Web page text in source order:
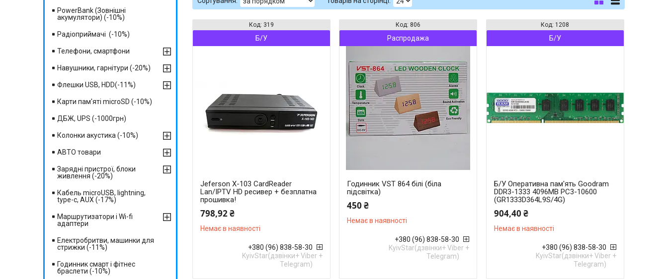
319
Б/У
Jeferson X-103 CardReader
Lan/IPTV HD ресивер + безплатна
прошивка!
798,92 ₴
Немає в наявності
+380 (96) 838-58-30
KyivStar(дзвінки+ Viber +
Telegram)
806
Распродажа
Годинник VST 864 білі (біла
підсвітка)
450 ₴
Немає в наявності
+380 (96) 838-58-30
KyivStar(дзвінки+ Viber +
Telegram)
1208
Б/У
Б/У Оперативна пам'ять Goodram
DDR3-1333 4096MB PC3-10600
(GR1333D364L9S/4G)
904,40 ₴
Немає в наявності
+380 (96) 838-58-30
KyivStar(дзвінки+ Viber +
Telegram)
PowerBank (Зовнішні
акумулятори) (-10%)
Радіоприймачі (-10%)
Телефони, смартфони
Навушники, гарнітури (-20%)
Флешки USB, HDD(-11%)
Карти пам'яті microSD (-10%)
ДБЖ, UPS (-1000грн)
Колонки акустика (-10%)
АВТО товари
Зарядні пристрої, блоки
живлення (-20%)
Кабель microUSB, lightning,
type-c, AUX (-17%)
Маршрутизатори і Wi-fi
адаптери
Електробритви, машинки для
стрижки (-11%)
Годинник смарт і фітнес
браслети (-10%)